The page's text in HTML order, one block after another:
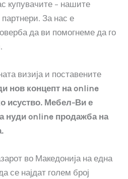
купувачите – нашите
партнери. За нас е
да ви помогнеме да го
визија и поставените
нов концепт на online
исуство. Мебел-Ви е
нуди online продажба на
во Македонија на една
се најдат голем број